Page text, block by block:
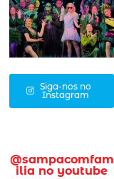
Siga-nos no
Instagram
@sampacomfam
ilia no youtube